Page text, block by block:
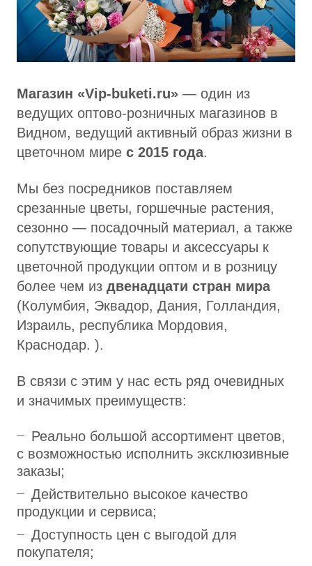
Магазин «Vip-buketi.ru» — один из
ведущих оптово-розничных магазинов в
Видном, ведущий активный образ жизни в
цветочном мире с 2015 года.
Мы без посредников поставляем
срезанные цветы, горшечные растения,
сезонно — посадочный материал, а также
сопутствующие товары и аксессуары к
цветочной продукции оптом и в розницу
более чем из двенадцати стран мира
(Колумбия, Эквадор, Дания, Голландия,
Израиль, республика Мордовия,
Краснодар. ).
В связи с этим у нас есть ряд очевидных
и значимых преимуществ:
Реально большой ассортимент цветов,
с возможностью исполнить эксклюзивные
заказы;
Действительно высокое качество
продукции и сервиса;
Доступность цен с выгодой для
покупателя;